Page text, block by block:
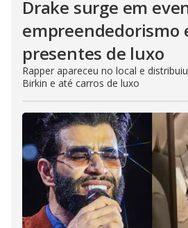
Drake surge em
empreendedorismo
presentes de luxo
Rapper apareceu no local e
Birkin e até carros de luxo